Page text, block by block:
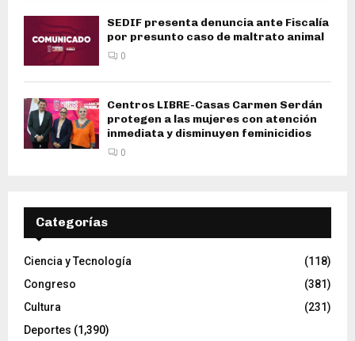
SEDIF presenta denuncia ante Fiscalía
por presunto caso de maltrato animal
0
Centros LIBRE-Casas Carmen Serdán
protegen a las mujeres con atención
inmediata y disminuyen feminicidios
0
Categorías
Ciencia y Tecnología
(118)
Congreso
(381)
Cultura
(231)
Deportes (1,390)